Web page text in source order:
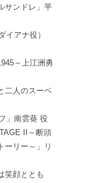
サンドレ」平
イアナ役）
～上江洲勇
二人のスーベ
」南雲葵 役
II～断頭
ーリー～」リ
笑顔ととも